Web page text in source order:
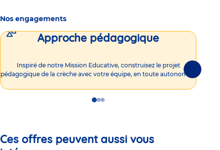
Nos engagements
Approche pédagogique
Inspiré de notre Mission Educative, construisez le projet
pédagogique de la crèche avec votre équipe, en toute autonomie !
GoGoGo
Ces offres peuvent aussi vous